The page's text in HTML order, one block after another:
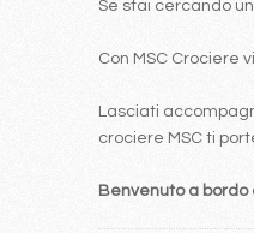
Se stai cercando
Con MSC Crociere
Lasciati
crociere MSC ti
Benvenuto a